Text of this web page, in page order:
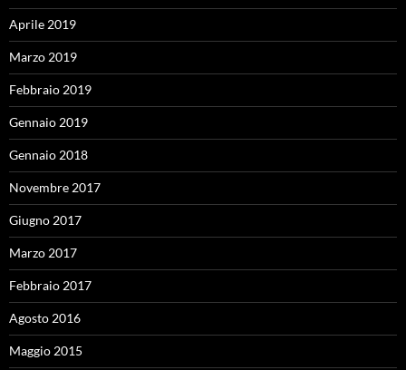
Aprile 2019
Marzo 2019
Febbraio 2019
Gennaio 2019
Gennaio 2018
Novembre 2017
Giugno 2017
Marzo 2017
Febbraio 2017
Agosto 2016
Maggio 2015